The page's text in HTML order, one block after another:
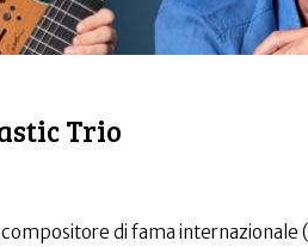
Trio
di fama internazionale